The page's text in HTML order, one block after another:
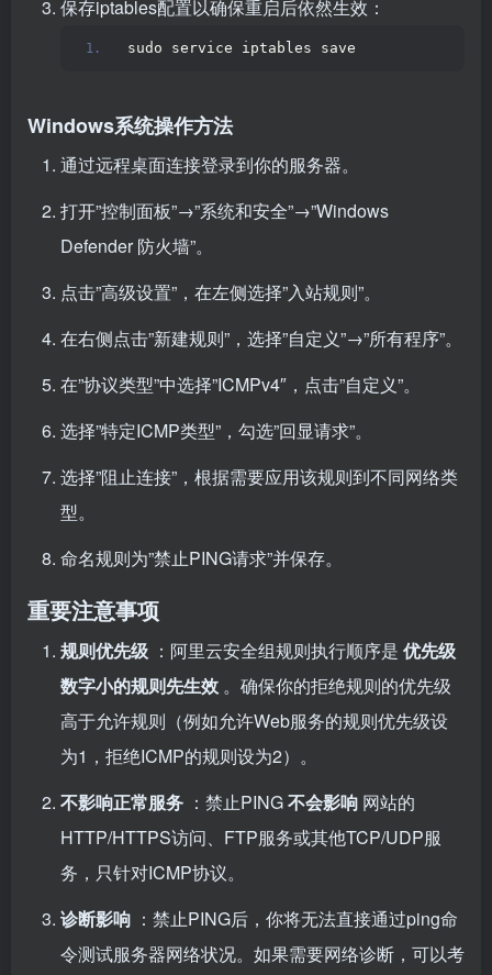
保存iptables配置以确保重启后依然生效：
sudo service iptables save
Windows系统操作方法
通过远程桌面连接登录到你的服务器。
打开”控制面板”→”系统和安全”→”Windows
Defender 防火墙”。
点击”高级设置”，在左侧选择”入站规则”。
在右侧点击”新建规则”，选择”自定义”→”所有程序”。
在”协议类型”中选择”ICMPv4″，点击”自定义”。
选择”特定ICMP类型”，勾选”回显请求”。
选择”阻止连接”，根据需要应用该规则到不同网络类
型。
命名规则为”禁止PING请求”并保存。
重要注意事项
规则优先级 ：阿里云安全组规则执行顺序是 优先级
数字小的规则先生效 。确保你的拒绝规则的优先级
高于允许规则（例如允许Web服务的规则优先级设
为1，拒绝ICMP的规则设为2）。
不影响正常服务 ：禁止PING不会影响 网站的
HTTP/HTTPS访问、FTP服务或其他TCP/UDP服
务，只针对ICMP协议。
诊断影响 ：禁止PING后，你将无法直接通过ping命
令测试服务器网络状况。如果需要网络诊断，可以考